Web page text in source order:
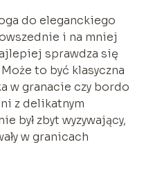
do eleganckiego
i na mniej
sprawdza się
Może to być klasyczna
w granacie czy bordo
z delikatnym
był zbyt wyzywający,
w granicach